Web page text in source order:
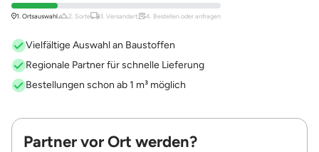
1. Ortsauswahl 2. Sorte 3. Versandart, 4. Bestellen oder anfragen
Vielfältige Auswahl an Baustoffen
Regionale Partner für schnelle Lieferung
Bestellungen schon ab 1 m³ möglich
Partner vor Ort werden?